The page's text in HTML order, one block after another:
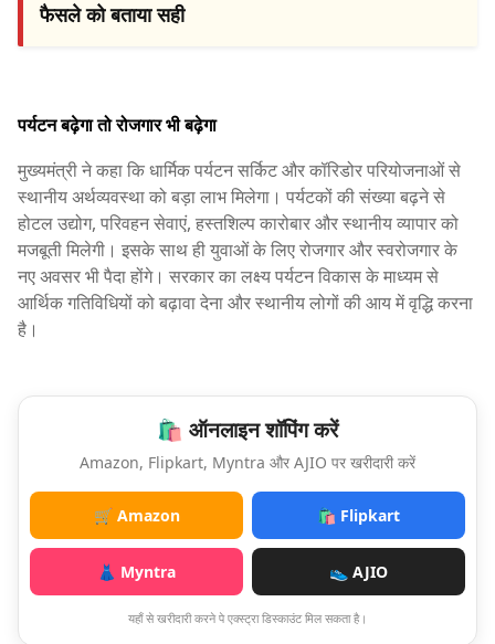
फैसले को बताया सही
पर्यटन बढ़ेगा तो रोजगार भी बढ़ेगा
मुख्यमंत्री ने कहा कि धार्मिक पर्यटन सर्किट और कॉरिडोर परियोजनाओं से
स्थानीय अर्थव्यवस्था को बड़ा लाभ मिलेगा। पर्यटकों की संख्या बढ़ने से
होटल उद्योग, परिवहन सेवाएं, हस्तशिल्प कारोबार और स्थानीय व्यापार को
मजबूती मिलेगी। इसके साथ ही युवाओं के लिए रोजगार और स्वरोजगार के
नए अवसर भी पैदा होंगे। सरकार का लक्ष्य पर्यटन विकास के माध्यम से
आर्थिक गतिविधियों को बढ़ावा देना और स्थानीय लोगों की आय में वृद्धि करना
है।
🛍️ ऑनलाइन शॉपिंग करें
Amazon, Flipkart, Myntra और AJIO पर खरीदारी करें
🛒 Amazon 🛍️ Flipkart
👗 Myntra 👟 AJIO
यहाँ से खरीदारी करने पे एक्स्ट्रा डिस्काउंट मिल सकता है।